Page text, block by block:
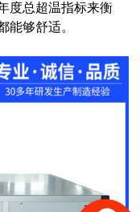
度总超温指标来衡
能够舒适。